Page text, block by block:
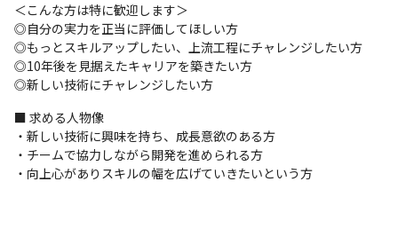
会計・販売・生産などの基幹システムを中心に、SAPやOracleな
どのERP導入や、周辺システムの開発に携わります。
経験に応じて、上流工程やITコンサル領域へのチャレンジも可能
です。
※以下は一例です。プロジェクトにより異なります
＜言語＞
Java / C# / ABAP / JavaScript/PL・SQL/Python
＜こんな方は特に歓迎します＞
◎自分の実力を正当に評価してほしい方
◎もっとスキルアップしたい、上流工程にチャレンジしたい方
◎10年後を見据えたキャリアを築きたい方
◎新しい技術にチャレンジしたい方
■ 求める人物像
・新しい技術に興味を持ち、成長意欲のある方
・チームで協力しながら開発を進められる方
・向上心がありスキルの幅を広げていきたいという方